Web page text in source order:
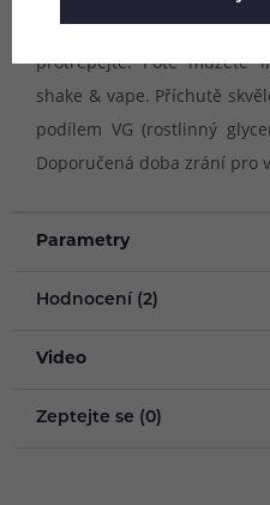
lahvičky s příchutí
protřepejte. Poté můžete
shake & vape. Příchutě
podílem VG (rostlinný
Doporučená doba zrání pro
Parametry
Hodnocení (2)
Video
Zeptejte se (0)